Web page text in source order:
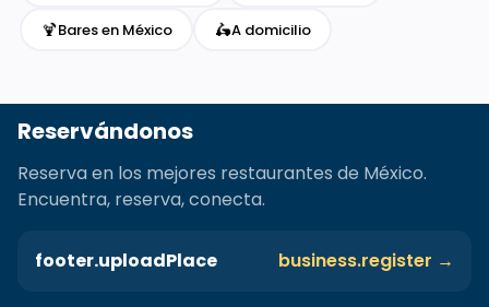
🍹Bares en México 🛵A domicilio
Reservándonos
Reserva en los mejores restaurantes de México.
Encuentra, reserva, conecta.
footer.uploadPlace business.register →